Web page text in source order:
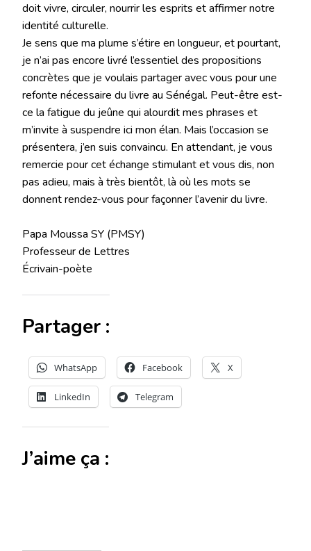
doit vivre, circuler, nourrir les esprits et affirmer notre
identité culturelle.
Je sens que ma plume s’étire en longueur, et pourtant,
je n’ai pas encore livré l’essentiel des propositions
concrètes que je voulais partager avec vous pour une
refonte nécessaire du livre au Sénégal. Peut-être est-
ce la fatigue du jeûne qui alourdit mes phrases et
m’invite à suspendre ici mon élan. Mais l’occasion se
présentera, j’en suis convaincu. En attendant, je vous
remercie pour cet échange stimulant et vous dis, non
pas adieu, mais à très bientôt, là où les mots se
donnent rendez-vous pour façonner l’avenir du livre.
Papa Moussa SY (PMSY)
Professeur de Lettres
Écrivain-poète
Partager :
WhatsApp Facebook X
LinkedIn Telegram
J’aime ça :